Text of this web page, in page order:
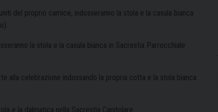
del proprio camice, indosseranno la stola e la casula bianca
la stola e la casula bianca in Sacrestia Parrocchiale
alla celebrazione indossando la propria cotta e la stola bianca
e la dalmatica nella Sacrestia Capitolare.